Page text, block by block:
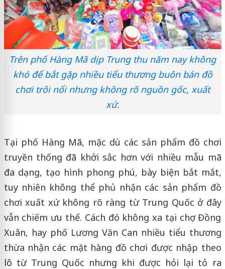
Trên phố Hàng Mã dịp Trung thu năm nay không
khó để bắt gặp nhiều tiểu thương buôn bán đồ
chơi trôi nổi nhưng không rõ nguồn gốc, xuất
xứ.
Tại phố Hàng Mã, mặc dù các sản phẩm đồ chơi
truyền thống đã khởi sắc hơn với nhiều mẫu mã
đa dạng, tạo hình phong phú, bày biện bắt mắt,
tuy nhiên không thể phủ nhận các sản phẩm đồ
chơi xuất xứ không rõ ràng từ Trung Quốc ở đây
vẫn chiếm ưu thế. Cách đó không xa tại chợ Đồng
Xuân, hay phố Lương Văn Can nhiều tiểu thương
thừa nhận các mặt hàng đồ chơi được nhập theo
lô từ Trung Quốc nhưng khi được hỏi lại tỏ ra